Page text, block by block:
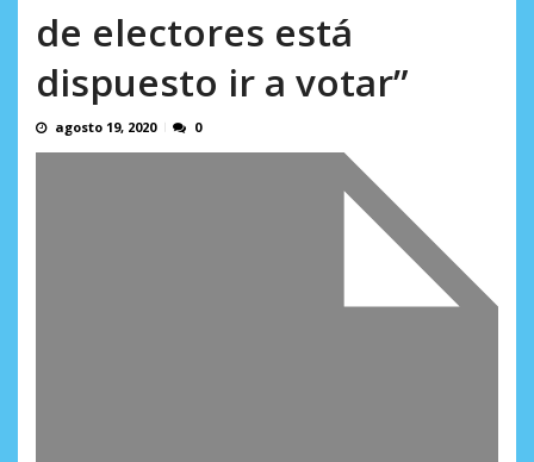
de electores está
dispuesto ir a votar”
agosto 19, 2020 0